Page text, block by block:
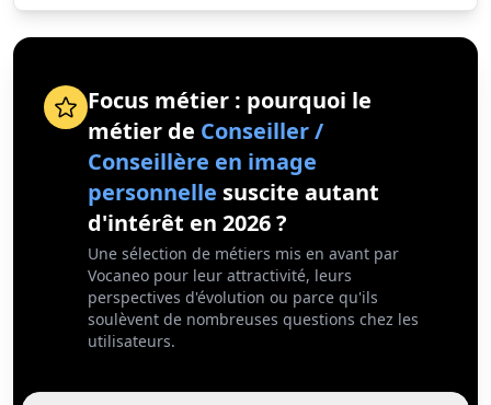
Focus métier : pourquoi le
métier de Conseiller /
Conseillère en image
personnelle suscite autant
d'intérêt en 2026 ?
Une sélection de métiers mis en avant par
Vocaneo pour leur attractivité, leurs
perspectives d'évolution ou parce qu'ils
soulèvent de nombreuses questions chez les
utilisateurs.